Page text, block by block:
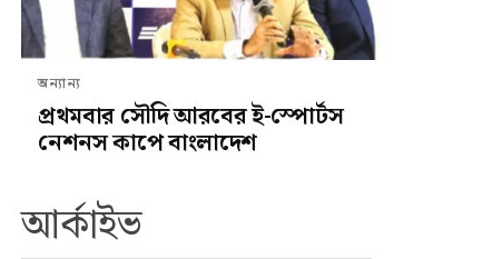
অন্যান্য
প্রথমবার সৌদি আরবের ই-স্পোর্টস
নেশনস কাপে বাংলাদেশ
আর্কাইভ